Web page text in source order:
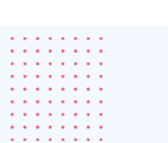
เกี่ยวกับสถาบั
ข้อมูลทั่วไป